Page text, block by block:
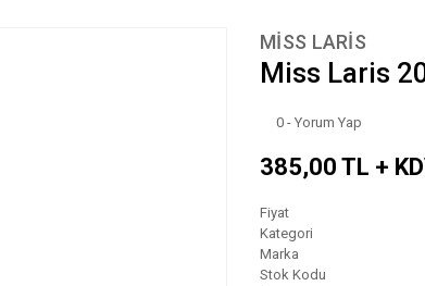
MİSS LARİS
Miss Laris
0 - Yorum Yap
385,00 TL +
Fiyat
Kategori
Marka
Stok Kodu